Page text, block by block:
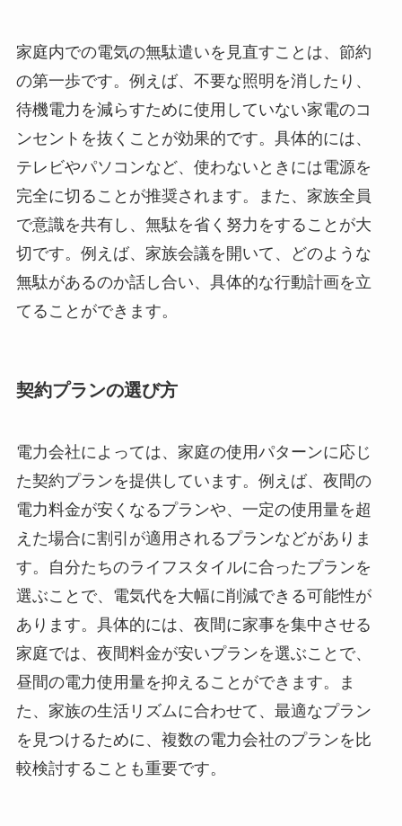
家庭内での電気の無駄遣いを見直すことは、節約
の第一歩です。例えば、不要な照明を消したり、
待機電力を減らすために使用していない家電のコ
ンセントを抜くことが効果的です。具体的には、
テレビやパソコンなど、使わないときには電源を
完全に切ることが推奨されます。また、家族全員
で意識を共有し、無駄を省く努力をすることが大
切です。例えば、家族会議を開いて、どのような
無駄があるのか話し合い、具体的な行動計画を立
てることができます。
契約プランの選び方
電力会社によっては、家庭の使用パターンに応じ
た契約プランを提供しています。例えば、夜間の
電力料金が安くなるプランや、一定の使用量を超
えた場合に割引が適用されるプランなどがありま
す。自分たちのライフスタイルに合ったプランを
選ぶことで、電気代を大幅に削減できる可能性が
あります。具体的には、夜間に家事を集中させる
家庭では、夜間料金が安いプランを選ぶことで、
昼間の電力使用量を抑えることができます。ま
た、家族の生活リズムに合わせて、最適なプラン
を見つけるために、複数の電力会社のプランを比
較検討することも重要です。